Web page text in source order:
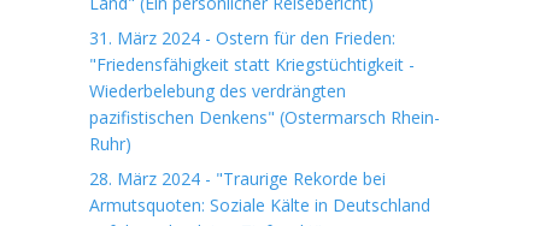
31. März 2024 - Ostern für den Frieden:
"Friedensfähigkeit statt Kriegstüchtigkeit -
Wiederbelebung des verdrängten
pazifistischen Denkens" (Ostermarsch Rhein-
Ruhr)
28. März 2024 - "Traurige Rekorde bei
Armutsquoten: Soziale Kälte in Deutschland